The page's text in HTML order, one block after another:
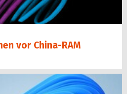
vor China-RAM